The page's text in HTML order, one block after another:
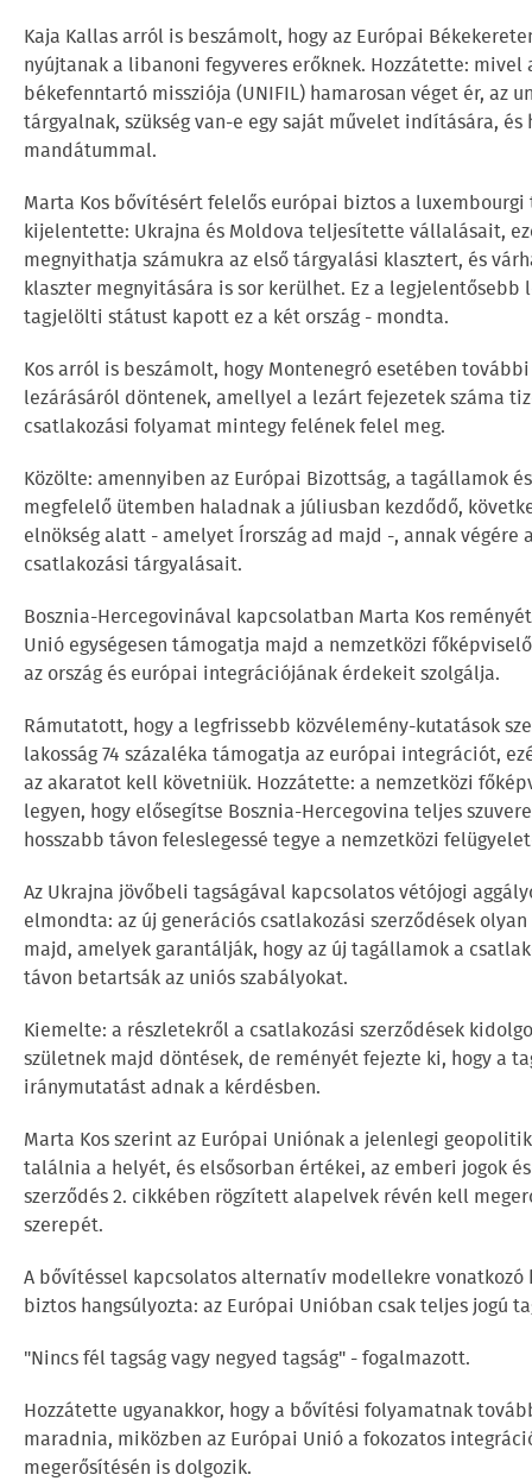
Kaja Kallas arról is beszámolt, hogy az Európai
nyújtanak a libanoni fegyveres erőknek. Hozzátette: mivel
békefenntartó missziója (UNIFIL) hamarosan véget ér, az
tárgyalnak, szükség van-e egy saját művelet indítására, és
mandátummal.
Marta Kos bővítésért felelős európai biztos a luxembourgi
kijelentette: Ukrajna és Moldova teljesítette vállalásait,
megnyithatja számukra az első tárgyalási klasztert, és
klaszter megnyitására is sor kerülhet. Ez a legjelentősebb
tagjelölti státust kapott ez a két ország - mondta.
Kos arról is beszámolt, hogy Montenegró esetében
lezárásáról döntenek, amellyel a lezárt fejezetek száma
csatlakozási folyamat mintegy felének felel meg.
Közölte: amennyiben az Európai Bizottság, a tagállamok
megfelelő ütemben haladnak a júliusban kezdődő,
elnökség alatt - amelyet Írország ad majd -, annak végére
csatlakozási tárgyalásait.
Bosznia-Hercegovinával kapcsolatban Marta Kos
Unió egységesen támogatja majd a nemzetközi
az ország és európai integrációjának érdekeit szolgálja.
Rámutatott, hogy a legfrissebb közvélemény-kutatások
lakosság 74 százaléka támogatja az európai integrációt,
az akaratot kell követniük. Hozzátette: a nemzetközi
legyen, hogy elősegítse Bosznia-Hercegovina teljes
hosszabb távon feleslegessé tegye a nemzetközi
Az Ukrajna jövőbeli tagságával kapcsolatos vétójogi
elmondta: az új generációs csatlakozási szerződések
majd, amelyek garantálják, hogy az új tagállamok a
távon betartsák az uniós szabályokat.
Kiemelte: a részletekről a csatlakozási szerződések
születnek majd döntések, de reményét fejezte ki, hogy a
iránymutatást adnak a kérdésben.
Marta Kos szerint az Európai Uniónak a jelenlegi
találnia a helyét, és elsősorban értékei, az emberi jogok
szerződés 2. cikkében rögzített alapelvek révén kell
szerepét.
A bővítéssel kapcsolatos alternatív modellekre vonatkozó
biztos hangsúlyozta: az Európai Unióban csak teljes jogú
"Nincs fél tagság vagy negyed tagság" - fogalmazott.
Hozzátette ugyanakkor, hogy a bővítési folyamatnak
maradnia, miközben az Európai Unió a fokozatos
megerősítésén is dolgozik.